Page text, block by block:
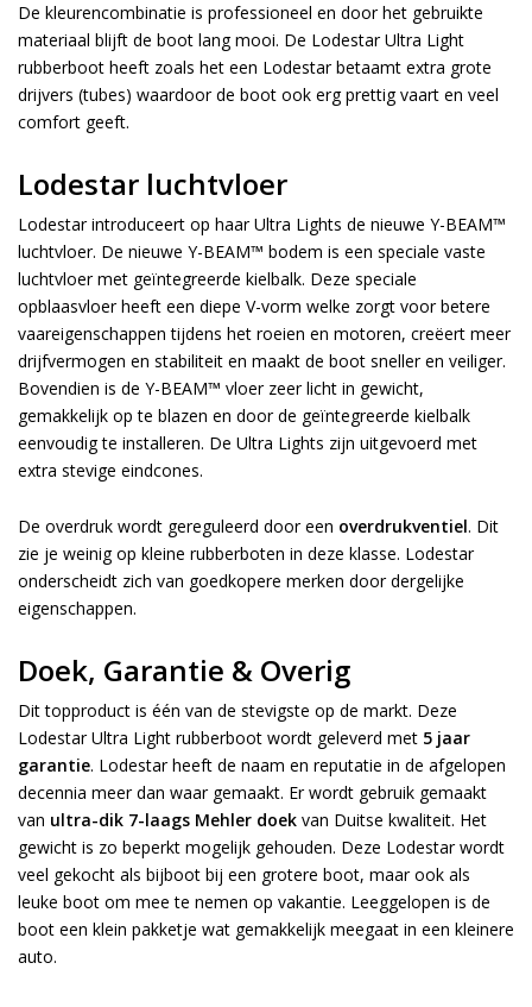
De kleurencombinatie is professioneel en door het gebruikte
materiaal blijft de boot lang mooi. De Lodestar Ultra Light
rubberboot heeft zoals het een Lodestar betaamt extra grote
drijvers (tubes) waardoor de boot ook erg prettig vaart en veel
comfort geeft.
Lodestar luchtvloer
Lodestar introduceert op haar Ultra Lights de nieuwe Y-BEAM™
luchtvloer. De nieuwe Y-BEAM™ bodem is een speciale vaste
luchtvloer met geïntegreerde kielbalk. Deze speciale
opblaasvloer heeft een diepe V-vorm welke zorgt voor betere
vaareigenschappen tijdens het roeien en motoren, creëert meer
drijfvermogen en stabiliteit en maakt de boot sneller en veiliger.
Bovendien is de Y-BEAM™ vloer zeer licht in gewicht,
gemakkelijk op te blazen en door de geïntegreerde kielbalk
eenvoudig te installeren. De Ultra Lights zijn uitgevoerd met
extra stevige eindcones.
De overdruk wordt gereguleerd door een overdrukventiel. Dit
zie je weinig op kleine rubberboten in deze klasse. Lodestar
onderscheidt zich van goedkopere merken door dergelijke
eigenschappen.
Doek, Garantie & Overig
Dit topproduct is één van de stevigste op de markt. Deze
Lodestar Ultra Light rubberboot wordt geleverd met 5 jaar
garantie. Lodestar heeft de naam en reputatie in de afgelopen
decennia meer dan waar gemaakt. Er wordt gebruik gemaakt
van ultra-dik 7-laags Mehler doek van Duitse kwaliteit. Het
gewicht is zo beperkt mogelijk gehouden. Deze Lodestar wordt
veel gekocht als bijboot bij een grotere boot, maar ook als
leuke boot om mee te nemen op vakantie. Leeggelopen is de
boot een klein pakketje wat gemakkelijk meegaat in een kleinere
auto.